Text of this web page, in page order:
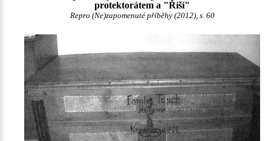
protektorátem a "Říší"
Repro (Ne)zapomenuté příběhy (2012), s. 60